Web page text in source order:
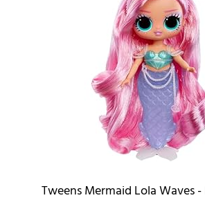
Tweens Mermaid Lola Waves -